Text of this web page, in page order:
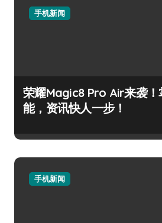
手机新闻
荣耀Magic8 Pro Air来袭！
能，资讯快人一步！
手机新闻